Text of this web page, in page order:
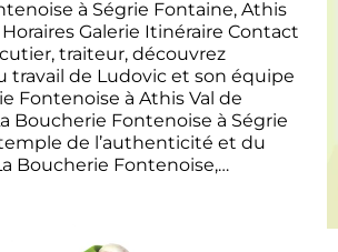
à Ségrie Fontaine, Athis
Galerie Itinéraire Contact
traiteur, découvrez
travail de Ludovic et son équipe
Fontenoise à Athis Val de
Boucherie Fontenoise à Ségrie
de l’authenticité et du
Boucherie Fontenoise,…